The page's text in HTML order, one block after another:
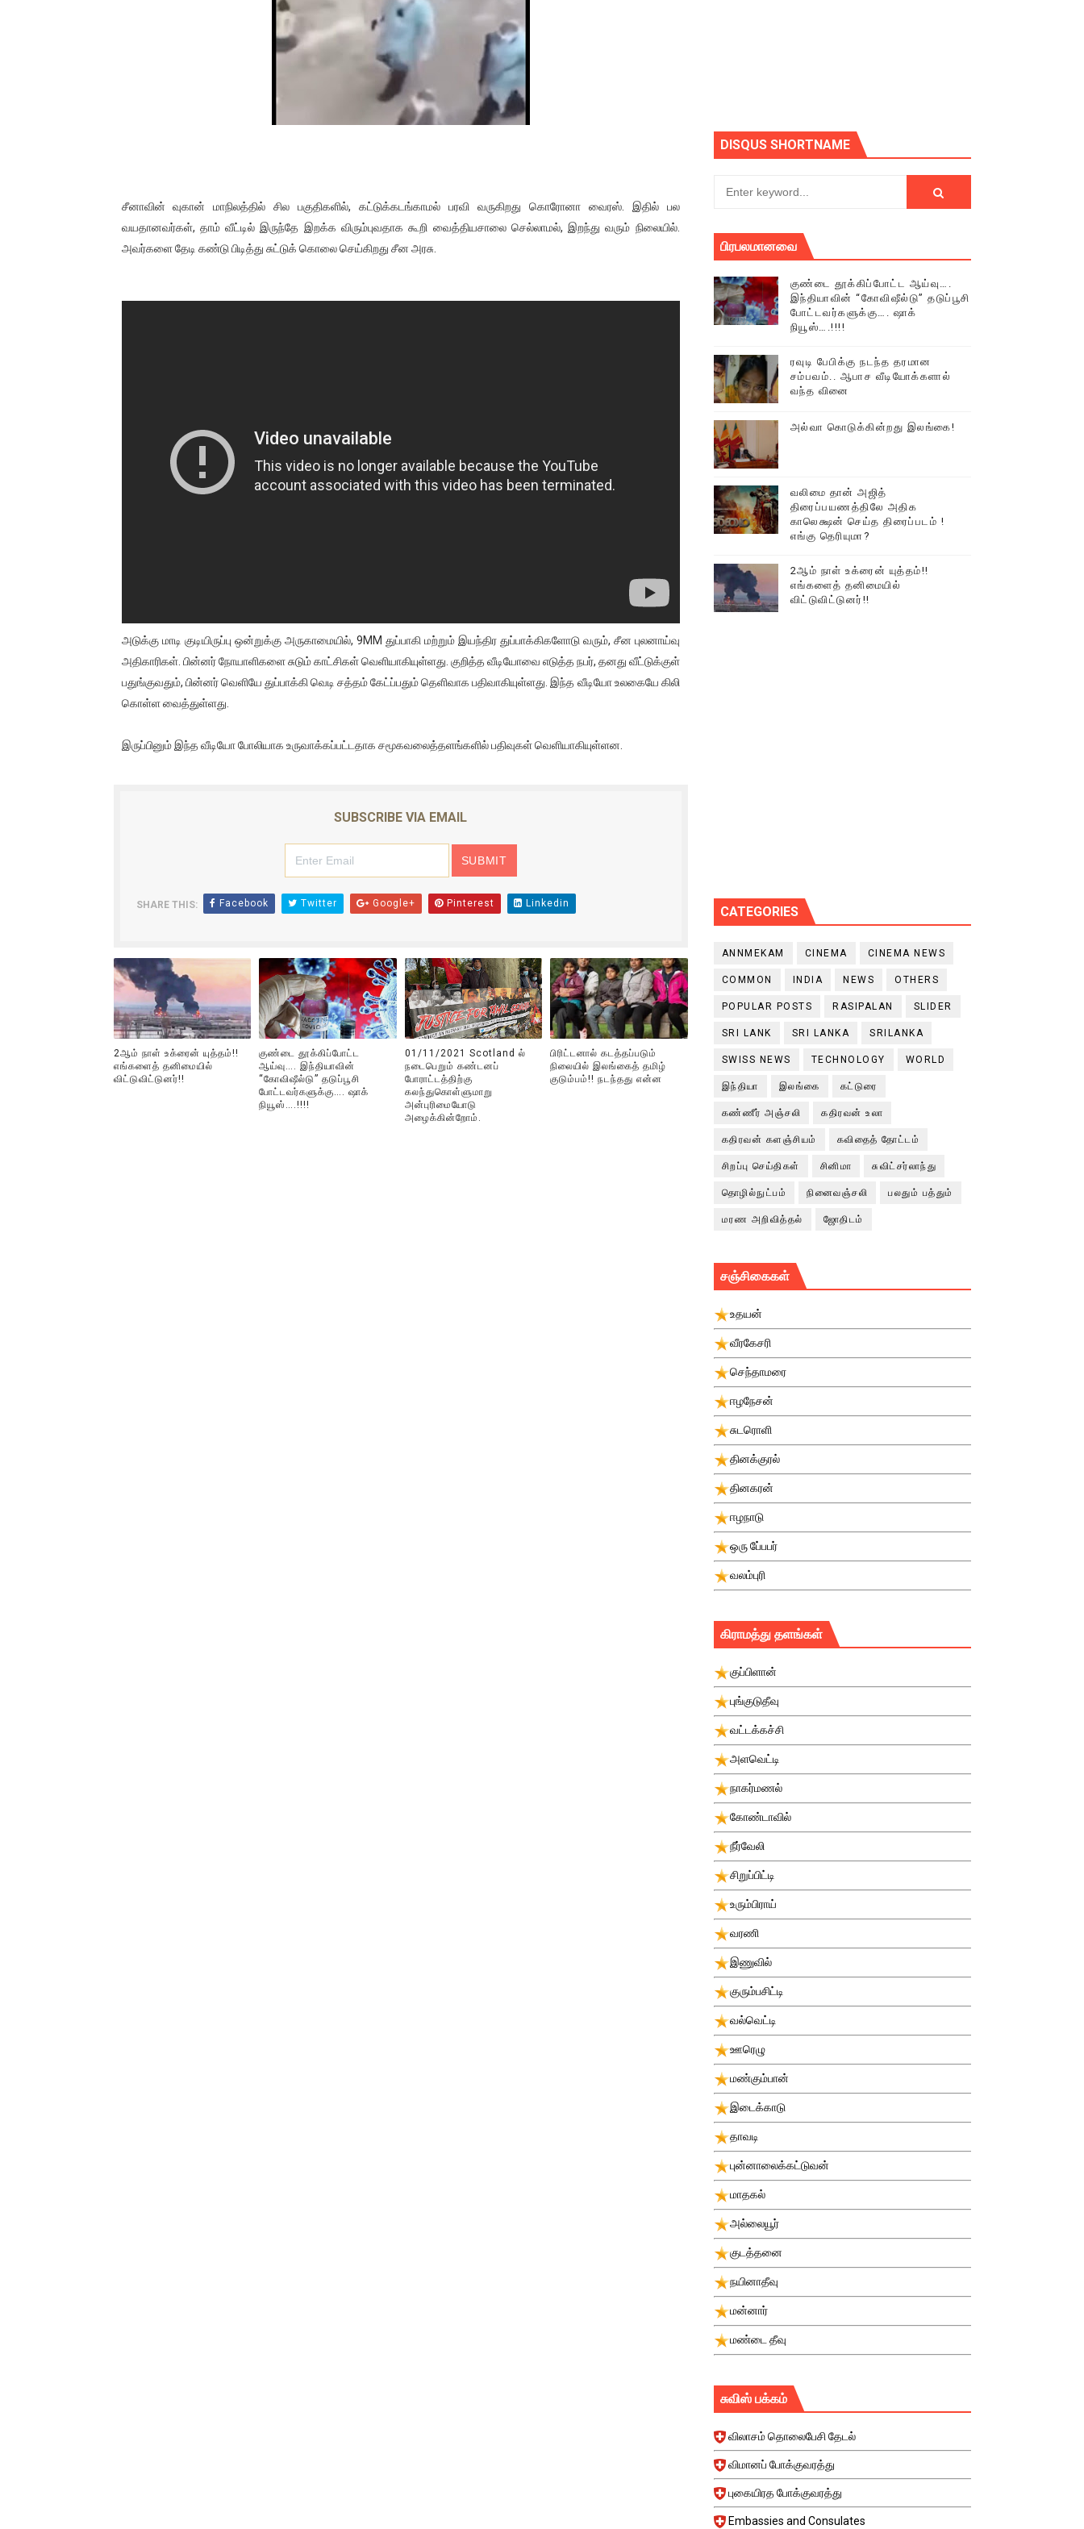
01/11/2021 Scotland ல் நடைபெறும் கண்டனப் போராட்டத்திற்கு கலந்துகொள்ளுமாறு அன்புரிமையோடு அழைக்கின்றோம்.
பாலச்சந்திரன் மற்றும் தன்னிடம் படித்த மாணவர்கள் தொடர்பில் நாடாளுமன்றத்தில் பகிரங்க கேள்வி
பிரிட்டனால் கடத்தப்படும் நிலையில் இலங்கைத் தமிழ் குடும்பம்!! நடந்தது என்ன
வர்ராரு...வர்ராரு... அண்ணாத்த : ரஜினிக்காக இலங்கை பாடலாசிரியர் வெளியிட்ட...
தடுப்பூசியை பெற்றுக் கொள்ளக் கூடிய இடங்கள்...
சிறுமியை பாலியல் வன்கொடுமை செய்த முதியவருக்கு வழங்கப்பட்ட தண்டனை
ஐ.நா முன்றலில் சீரற்ற காலநிலையிலும் தமிழின அழிப்பிற்கு நீதி கேட்டு நடைபெற்ற கவனயீர்ப்புப் போராட்டத்தில் திரண்ட தமிழ்மக்கள்!!
ஜனாதிபதி ஐக்கிய நாடுகளின் பொதுச் சபை கூட்டத்தில் இன்று உரை
32 CM விநோத கன்றுக்குட்டி! (வீடியோ)
சீனாவின் வுகான் மாநிலத்தில் சில பகுதிகளில், கட்டுக்கடங்காமல் பரவி வருகிறது கொரோனா வைரஸ். இதில் பல
வயதானவர்கள், தாம் வீட்டில் இருந்தே இறக்க விரும்புவதாக கூறி வைத்தியசாலை செல்லாமல், இறந்து வரும் நிலையில்.
அவர்களை தேடி கண்டு பிடித்து சுட்டுக் கொலை செய்கிறது சீன அரசு.
அடுக்கு மாடி குடியிருப்பு ஒன்றுக்கு அருகாமையில், 9MM துப்பாகி மற்றும் இயந்திர துப்பாக்கிகளோடு வரும், சீன புலனாய்வு
அதிகாரிகள். பின்னர் நோயாளிகளை சுடும் காட்சிகள் வெளியாகியுள்ளது. குறித்த வீடியோவை எடுத்த நபர், தனது வீட்டுக்குள்
பதுங்குவதும், பின்னர் வெளியே துப்பாக்கி வெடி சத்தம் கேட்ப்பதும் தெளிவாக பதிவாகியுள்ளது. இந்த வீடியோ உலகையே கிலி
கொள்ள வைத்துள்ளது.
இருப்பினும் இந்த வீடியோ போலியாக உருவாக்கப்பட்டதாக சமூகவலைத்தளங்களில் பதிவுகள் வெளியாகியுள்ளன.
SUBSCRIBE VIA EMAIL
SHARE THIS: Facebook Twitter Google+ Pinterest Linkedin
2ஆம் நாள் உக்ரைன் யுத்தம்!!
எங்களைத் தனிமையில்
விட்டுவிட்டுனர்!!
குண்டை தூக்கிப்போட்ட
ஆய்வு…. இந்தியாவின்
“கோவிஷீல்டு” தடுப்பூசி
போட்டவர்களுக்கு…. ஷாக்
நியூஸ்….!!!!
01/11/2021 Scotland ல்
நடைபெறும் கண்டனப்
போராட்டத்திற்கு
கலந்துகொள்ளுமாறு
அன்புரிமையோடு
அழைக்கின்றோம்.
பிரிட்டனால் கடத்தப்படும்
நிலையில் இலங்கைத் தமிழ்
குடும்பம்!! நடந்தது என்ன
DISQUS SHORTNAME
பிரபலமானவை
குண்டை தூக்கிப்போட்ட ஆய்வு….
இந்தியாவின் “கோவிஷீல்டு” தடுப்பூசி
போட்டவர்களுக்கு…. ஷாக்
நியூஸ்….!!!!
ரவுடி பேபிக்கு நடந்த தரமான
சம்பவம்.. ஆபாச வீடியோக்களால்
வந்த வினை
அல்வா கொடுக்கின்றது இலங்கை!
வலிமை தான் அஜித்
திரைப்பயணத்திலே அதிக
காலெக்ஷன் செய்த திரைப்படம் !
எங்கு தெரியுமா?
2ஆம் நாள் உக்ரைன் யுத்தம்!!
எங்களைத் தனிமையில்
விட்டுவிட்டுனர்!!
CATEGORIES
ANNMEKAM CINEMA CINEMA NEWS
COMMON INDIA NEWS OTHERS
POPULAR POSTS RASIPALAN SLIDER
SRI LANK SRI LANKA SRILANKA
SWISS NEWS TECHNOLOGY WORLD
இந்தியா இலங்கை கட்டுரை
கண்ணீர் அஞ்சலி கதிரவன் உலா
கதிரவன் களஞ்சியம் கவிதைத் தோட்டம்
சிறப்பு செய்திகள் சினிமா சுவிட்சர்லாந்து
தொழில்நுட்பம் நினைவஞ்சலி பலதும் பத்தும்
மரண அறிவித்தல் ஜோதிடம்
சஞ்சிகைகள்
உதயன்
வீரகேசரி
செந்தாமரை
ஈழநேசன்
சுடரொளி
தினக்குரல்
தினகரன்
ஈழநாடு
ஒரு பே்பபர்
வலம்புரி
கிராமத்து தளங்கள்
குப்பிளான்
புங்குடுதீவு
வட்டக்கச்சி
அளவெட்டி
நாகர்மணல்
கோண்டாவில்
நீர்வேலி
சிறுப்பிட்டி
உரும்பிராய்
வரணி
இணுவில்
குரும்பசிட்டி
வல்வெட்டி
ஊரெழு
மண்கும்பான்
இடைக்காடு
தாவடி
புன்னாலைக்கட்டுவன்
மாதகல்
அல்லையூர்
குடத்தனை
நயினாதீவு
மன்னார்
மண்டை தீவு
சுவிஸ் பக்கம்
விலாசம் தொலைபேசி தேடல்
விமானப் போக்குவரத்து
புகையிரத போக்குவரத்து
Embassies and Consulates